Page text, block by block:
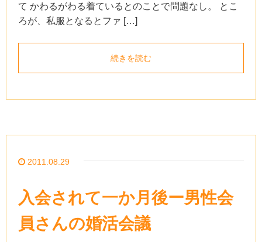
て かわるがわる着ているとのことで問題なし。 とこ
ろが、私服となるとファ […]
続きを読む
2011.08.29
入会されて一か月後ー男性会
員さんの婚活会議